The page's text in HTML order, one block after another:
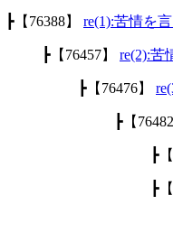
┣【76388】 re(1):苦情を
┣【76457】 re(2):苦
┣【76476】
┣【
┣
┣